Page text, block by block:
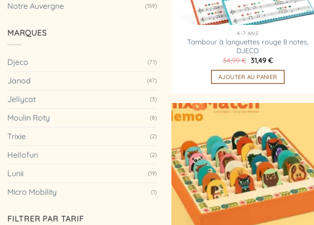
Notre Auvergne (159)
MARQUES
Djeco (71)
Janod (47)
Jellycat (3)
Moulin Roty (8)
Trixie (2)
Hellofun (2)
Lunii (19)
Micro Mobility (1)
FILTRER PAR TARIF
4-7 ANS
Tambour à languettes rouge 8 notes,
DJECO
34,99€ Le
prix
initial
était :
31,49 €Le
actuel
est :
AJOUTER AU PANIER
d’envies